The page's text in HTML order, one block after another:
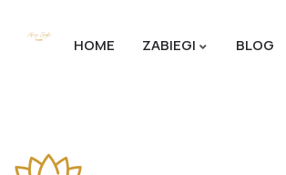
HOME ZABIEGI BLOG